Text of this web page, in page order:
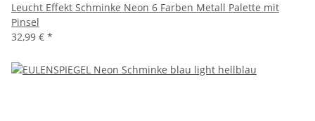
Leucht Effekt Schminke Neon 6 Farben Metall Palette mit
Pinsel
32,99 € *